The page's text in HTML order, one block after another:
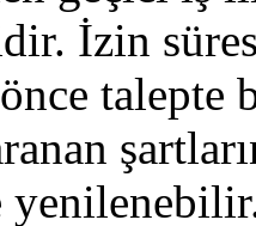
İzin
talepte